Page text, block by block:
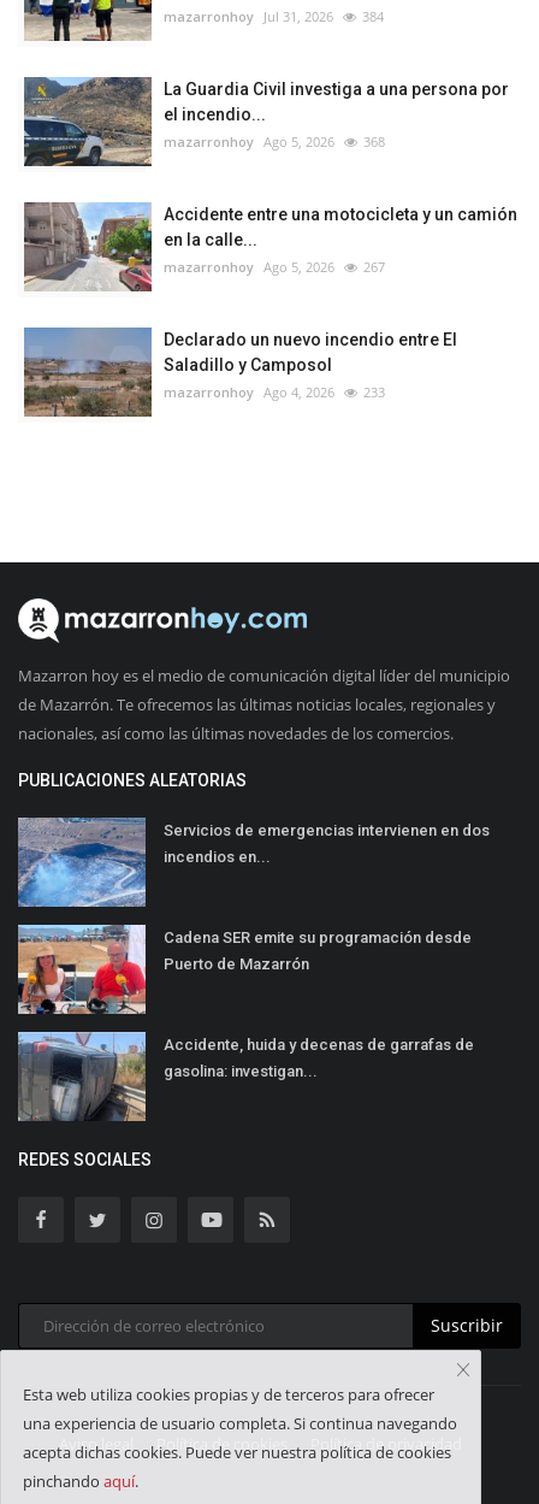
mazarronhoy Jul 31, 2026 384
La Guardia Civil investiga a una persona por
el incendio...
mazarronhoy Ago 5, 2026 368
Accidente entre una motocicleta y un camión
en la calle...
mazarronhoy Ago 5, 2026 267
Declarado un nuevo incendio entre El
Saladillo y Camposol
mazarronhoy Ago 4, 2026 233
Mazarron hoy es el medio de comunicación digital líder del municipio
de Mazarrón. Te ofrecemos las últimas noticias locales, regionales y
nacionales, así como las últimas novedades de los comercios.
PUBLICACIONES ALEATORIAS
Servicios de emergencias intervienen en dos
incendios en...
Cadena SER emite su programación desde
Puerto de Mazarrón
Accidente, huida y decenas de garrafas de
gasolina: investigan...
REDES SOCIALES
Suscribir
Aviso legal Política de cookies Política de privacidad
Esta web utiliza cookies propias y de terceros para ofrecer
una experiencia de usuario completa. Si continua navegando
acepta dichas cookies. Puede ver nuestra política de cookies
pinchando aquí.